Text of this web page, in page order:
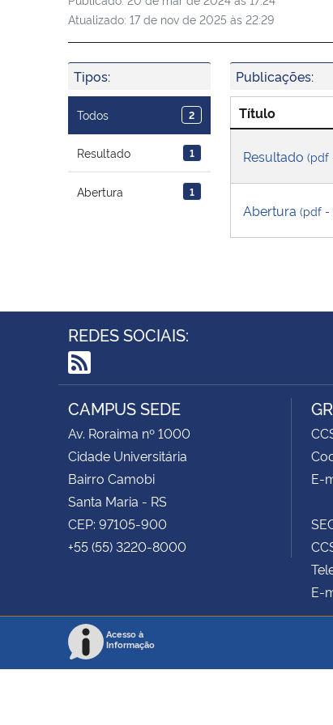
Atualizado: 17 de nov de 2025 às 22:29
Tipos:
Todos 2
Resultado 1
Abertura 1
Publicações:
Título
Resultado (pdf
Abertura (pdf -
REDES SOCIAIS:
RSS
CAMPUS SEDE
Av. Roraima nº 1000
Cidade Universitária
Bairro Camobi
Santa Maria - RS
CEP: 97105-900
+55 (55) 3220-8000
E-
E-
Acesso à
Informação